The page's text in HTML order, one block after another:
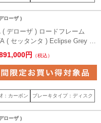
ローザ )
( デローザ ) ロードフレーム
( セッタンタ ) Eclipse Grey (
グレー ) 48.0 (身長目安170cm
円 （税込）
：カーボン ブレーキタイプ：ディスク
ローザ )